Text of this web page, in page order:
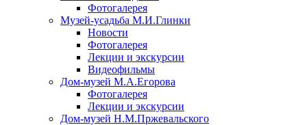
Фотогалерея
Музей-усадьба М.И.Глинки
Новости
Фотогалерея
Лекции и экскурсии
Видеофильмы
Дом-музей М.А.Егорова
Фотогалерея
Лекции и экскурсии
Дом-музей Н.М.Пржевальского